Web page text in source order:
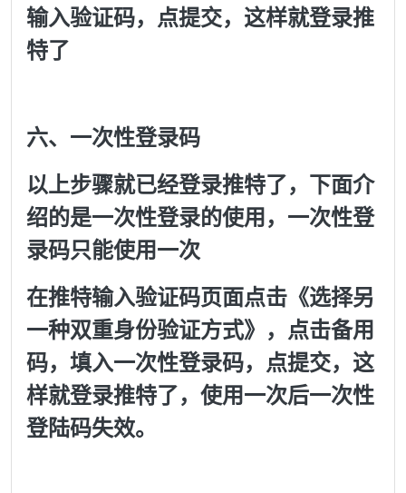
输入验证码，点提交，这样就登录推
特了
六、一次性登录码
以上步骤就已经登录推特了，下面介
绍的是一次性登录的使用，一次性登
录码只能使用一次
在推特输入验证码页面点击《选择另
一种双重身份验证方式》，点击备用
码，填入一次性登录码，点提交，这
样就登录推特了，使用一次后一次性
登陆码失效。